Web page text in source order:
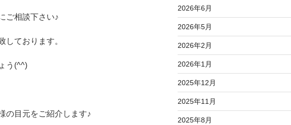
ご相談下さい♪
しております。
う(^^)
の目元をご紹介します♪
2026年6月
2026年5月
2026年2月
2026年1月
2025年12月
2025年11月
2025年8月